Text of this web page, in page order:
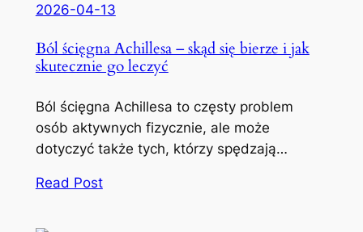
2026-04-13
Ból ścięgna Achillesa – skąd się bierze i jak
skutecznie go leczyć
Ból ścięgna Achillesa to częsty problem
osób aktywnych fizycznie, ale może
dotyczyć także tych, którzy spędzają…
Read Post